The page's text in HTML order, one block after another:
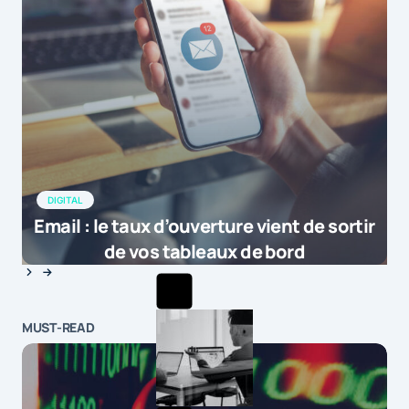
DIGITAL
Email : le taux d’ouverture vient de sortir
de vos tableaux de bord
MUST-READ